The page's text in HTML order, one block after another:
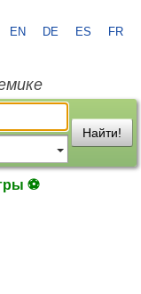
EN DE ES FR
Найти!
⚽